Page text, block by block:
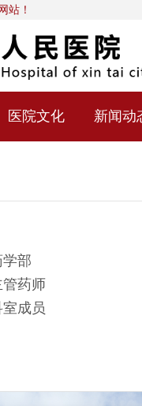
站！
医院文化 新闻动
学部
管药师
室成员